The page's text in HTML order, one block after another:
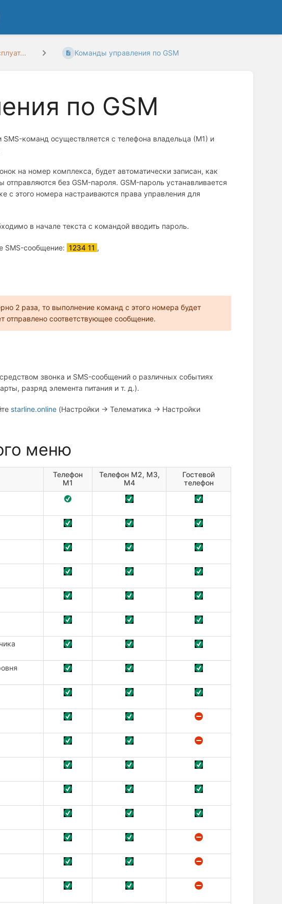
Команды управления по GSM
по GSM
команд осуществляется с телефона владельца (М1) и
на номер комплекса, будет автоматически записан, как
без GSM-пароля. GSM-пароль устанавливается
с этого номера настраиваются права управления для
в начале текста с командой вводить пароль.
SMS-сообщение: 1234 11 ,
2 раза, то выполнение команд с этого номера будет
отправлено соответствующее сообщение.
звонка и SMS-сообщений о различных событиях
разряд элемента питания и т. д.).
starline.online (Настройки → Телематика → Настройки
меню
Телефон
М1
Телефон М2, М3,
М4
Гостевой
телефон